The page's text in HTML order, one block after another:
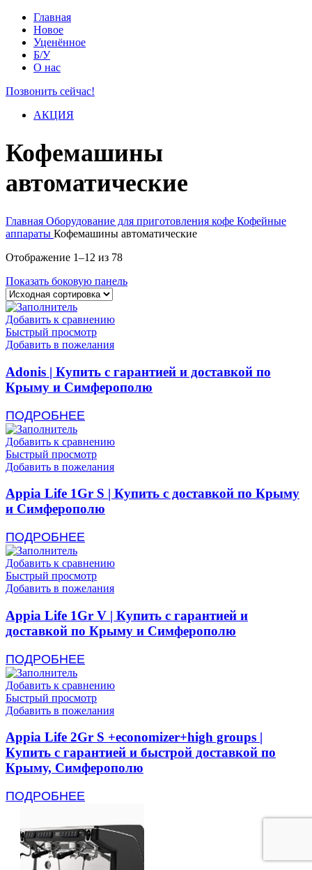
Главная
Новое
Уценённое
Б/У
О нас
Позвонить сейчас!
АКЦИЯ
Кофемашины
автоматические
Главная Оборудование для приготовления кофе Кофейные
аппараты Кофемашины автоматические
Отображение 1–12 из 78
Показать боковую панель
Добавить к сравнению
Быстрый просмотр
Добавить в пожелания
Adonis | Купить с гарантией и доставкой по
Крыму и Симферополю
ПОДРОБНЕЕ
Добавить к сравнению
Быстрый просмотр
Добавить в пожелания
Appia Life 1Gr S | Купить с доставкой по Крыму
и Симферополю
ПОДРОБНЕЕ
Добавить к сравнению
Быстрый просмотр
Добавить в пожелания
Appia Life 1Gr V | Купить с гарантией и
доставкой по Крыму и Симферополю
ПОДРОБНЕЕ
Добавить к сравнению
Быстрый просмотр
Добавить в пожелания
Appia Life 2Gr S +economizer+high groups |
Купить с гарантией и быстрой доставкой по
Крыму, Симферополю
ПОДРОБНЕЕ